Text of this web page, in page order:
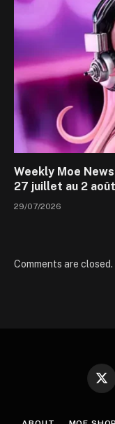
Weekly Moe
27 juillet au 2
29/07/2026
Comments are closed.
X